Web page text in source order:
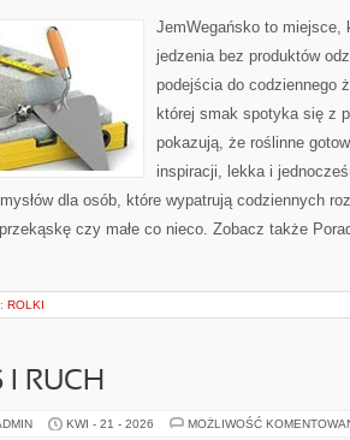
JemWegańsko to miejsce,
jedzenia bez produktów
podejścia do codziennego
której smak spotyka się z
pokazują, że roślinne
inspiracji, lekka i
dla osób, które wypatrują codziennych
czy małe co nieco. Zobacz także
ROLKI
I RUCH
KWI - 21 - 2026 MOŻLIWOŚĆ